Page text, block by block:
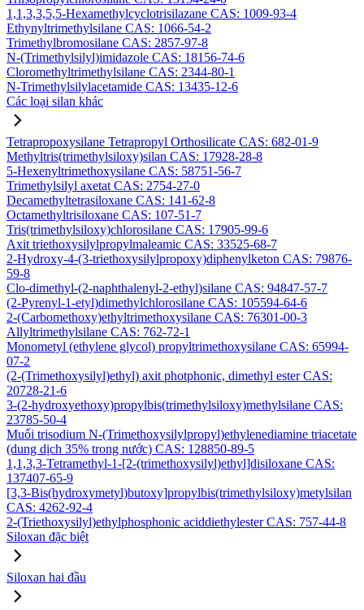
1,1,3,3,5,5-Hexamethylcyclotrisilazane CAS: 1009-93-4
Ethynyltrimethylsilane CAS: 1066-54-2
Trimethylbromosilane CAS: 2857-97-8
N-(Trimethylsilyl)imidazole CAS: 18156-74-6
Cloromethyltrimethylsilane CAS: 2344-80-1
N-Trimethylsilylacetamide CAS: 13435-12-6
Các loại silan khác
Tetrapropoxysilane Tetrapropyl Orthosilicate CAS: 682-01-9
Methyltris(trimethylsiloxy)silan CAS: 17928-28-8
5-Hexenyltrimethoxysilane CAS: 58751-56-7
Trimethylsilyl axetat CAS: 2754-27-0
Decamethyltetrasiloxane CAS: 141-62-8
Octamethyltrisiloxane CAS: 107-51-7
Tris(trimethylsiloxy)chlorosilane CAS: 17905-99-6
Axit triethoxysilylpropylmaleamic CAS: 33525-68-7
2-Hydroxy-4-(3-triethoxysilylpropoxy)diphenylketon CAS: 79876-
59-8
Clo-dimethyl-(2-naphthalenyl-2-ethyl)silane CAS: 94847-57-7
(2-Pyrenyl-1-etyl)dimethylchlorosilane CAS: 105594-64-6
2-(Carbomethoxy)ethyltrimethoxysilane CAS: 76301-00-3
Allyltrimethylsilane CAS: 762-72-1
Monometyl (ethylene glycol) propyltrimethoxysilane CAS: 65994-
07-2
(2-(Trimethoxysilyl)ethyl) axit photphonic, dimethyl ester CAS:
20728-21-6
3-(2-hydroxyethoxy)propylbis(trimethylsiloxy)methylsilane CAS:
23785-50-4
Muối trisodium N-(Trimethoxysilylpropyl)ethylenediamine triacetate
(dung dịch 35% trong nước) CAS: 128850-89-5
1,1,3,3-Tetramethyl-1-[2-(trimethoxysilyl)ethyl]disiloxane CAS:
137407-65-9
[3,3-Bis(hydroxymetyl)butoxy]propylbis(trimethylsiloxy)metylsilan
CAS: 4262-92-4
2-(Triethoxysilyl)ethylphosphonic aciddiethylester CAS: 757-44-8
Siloxan đặc biệt
Siloxan hai đầu